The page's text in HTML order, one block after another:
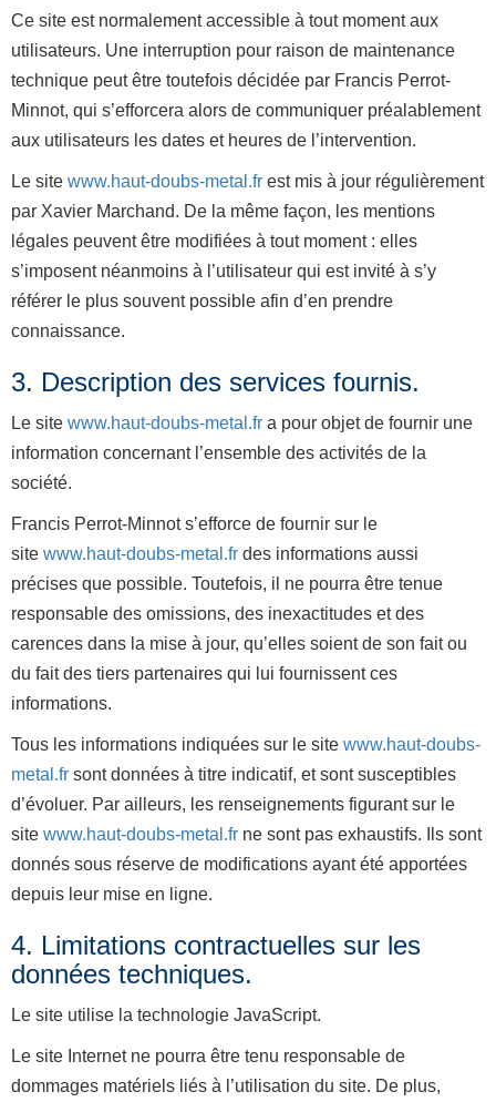
Ce site est normalement accessible à tout moment aux
utilisateurs. Une interruption pour raison de maintenance
technique peut être toutefois décidée par Francis Perrot-
Minnot, qui s’efforcera alors de communiquer préalablement
aux utilisateurs les dates et heures de l’intervention.
Le site www.haut-doubs-metal.fr est mis à jour régulièrement
par Xavier Marchand. De la même façon, les mentions
légales peuvent être modifiées à tout moment : elles
s’imposent néanmoins à l’utilisateur qui est invité à s’y
référer le plus souvent possible afin d’en prendre
connaissance.
3. Description des services fournis.
Le site www.haut-doubs-metal.fr a pour objet de fournir une
information concernant l’ensemble des activités de la
société.
Francis Perrot-Minnot s’efforce de fournir sur le
site www.haut-doubs-metal.fr des informations aussi
précises que possible. Toutefois, il ne pourra être tenue
responsable des omissions, des inexactitudes et des
carences dans la mise à jour, qu’elles soient de son fait ou
du fait des tiers partenaires qui lui fournissent ces
informations.
Tous les informations indiquées sur le site www.haut-doubs-
metal.fr sont données à titre indicatif, et sont susceptibles
d’évoluer. Par ailleurs, les renseignements figurant sur le
site www.haut-doubs-metal.fr ne sont pas exhaustifs. Ils sont
donnés sous réserve de modifications ayant été apportées
depuis leur mise en ligne.
4. Limitations contractuelles sur les
données techniques.
Le site utilise la technologie JavaScript.
Le site Internet ne pourra être tenu responsable de
dommages matériels liés à l’utilisation du site. De plus,